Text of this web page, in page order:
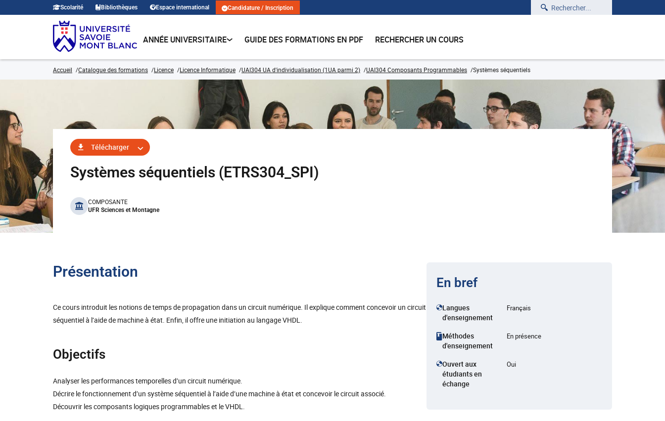
Scolarité Bibliothèques Espace international Candidature / Inscription Rechercher
ANNÉE UNIVERSITAIRE GUIDE DES FORMATIONS EN PDF RECHERCHER UN COURS
Accueil Catalogue des formations Licence Licence Informatique UAI304 UA d'individualisation (1UA parmi 2) UAI304 Composants Programmables Systèmes séquentiels
Télécharger
Systèmes séquentiels (ETRS304_SPI)
benefits
COMPOSANTE
UFR Sciences et Montagne
Présentation
Ce cours introduit les notions de temps de propagation dans un circuit numérique. Il explique comment concevoir un circuit
séquentiel à l’aide de machine à état. Enfin, il offre une initiation au langage VHDL.
Objectifs
Analyser les performances temporelles d’un circuit numérique.
Décrire le fonctionnement d’un système séquentiel à l’aide d’une machine à état et concevoir le circuit associé.
Découvrir les composants logiques programmables et le VHDL.
En bref
Langues
d'enseignement
Français
Méthodes
d'enseignement
En présence
Ouvert aux
étudiants en
échange
Oui